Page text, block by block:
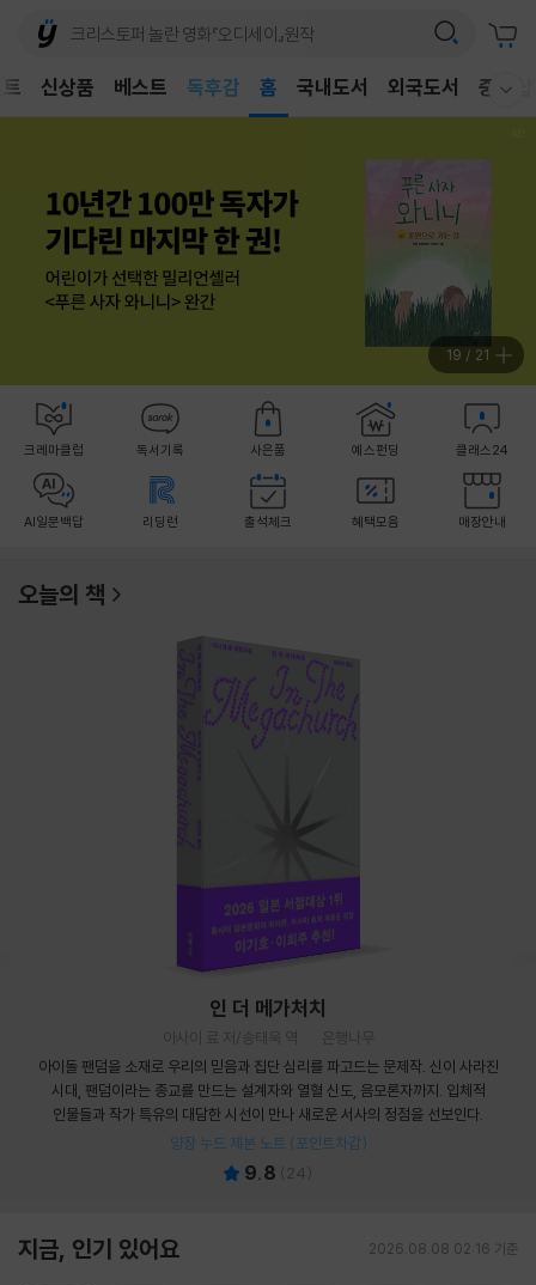
신상품 베스트
어린이
독후감
홈 국내도서 외국도서 중고샵
19 / 21
크레마클럽 독서기록 사은품 예스펀딩 클래스24
AI일문백답 리딩런 출석체크 혜택모음 매장안내
오늘의 책
인 더 메가처치
아사이 료 저/송태욱 역
은행나무
아이돌 팬덤을 소재로 우리의 믿음과 집단 심리를 파고드는 문제작. 신이 사라진
시대, 팬덤이라는 종교를 만드는 설계자와 열혈 신도, 음모론자까지. 입체적
인물들과 작가 특유의 대담한 시선이 만나 새로운 서사의 정점을 선보인다.
양장 누드 제본 노트 (포인트차감)
9.8 24
지금, 인기 있어요 2026.08.08 02:16 기준